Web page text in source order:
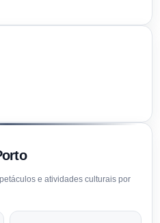
e atividades culturais por